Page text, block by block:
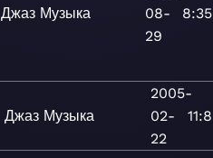
Джаз Музыка
08-
29
8:35
Джаз Музыка
2005-
02-
22
11:8